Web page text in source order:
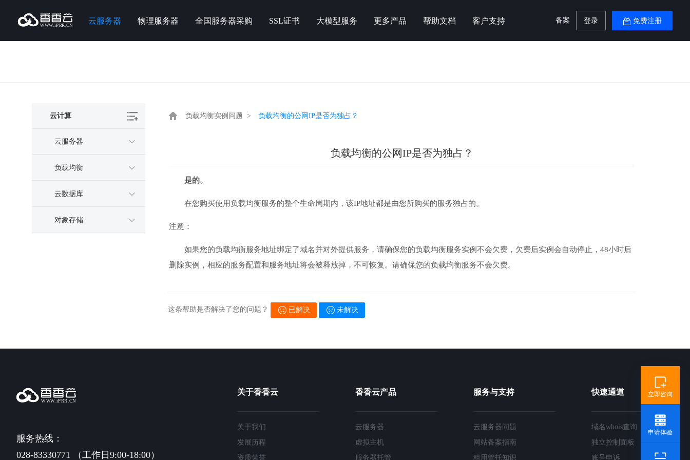
云服务器 物理服务器 全国服务器采购 SSL证书 大模型服务 更多产品 帮助文档 客户支持 备案 登录 免费注册
云计算
云服务器
负载均衡
云数据库
对象存储
负载均衡实例问题 > 负载均衡的公网IP是否为独占？
负载均衡的公网IP是否为独占？
是的。
在您购买使用负载均衡服务的整个生命周期内，该IP地址都是由您所购买的服务独占的。
注意：
如果您的负载均衡服务地址绑定了域名并对外提供服务，请确保您的负载均衡服务实例不会欠费，欠费后实例会自动停止，48小时后
删除实例，相应的服务配置和服务地址将会被释放掉，不可恢复。请确保您的负载均衡服务不会欠费。
这条帮助是否解决了您的问题？ 已解决 未解决
服务热线：
028-83330771 （工作日9:00-18:00）
关于香香云
关于我们
发展历程
资质荣誉
香香云产品
云服务器
虚拟主机
服务器托管
服务与支持
云服务器问题
网站备案指南
租用管托知识
快速通道
域名whois查询
独立控制面板
账号申诉
立即咨询
申请体验